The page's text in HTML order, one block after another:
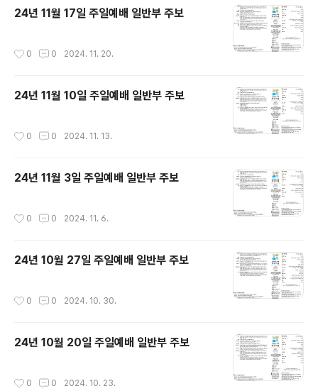
24년 11월 17일 주일예배 일반부 주보
0 0 2024. 11. 20.
24년 11월 10일 주일예배 일반부 주보
0 0 2024. 11. 13.
24년 11월 3일 주일예배 일반부 주보
0 0 2024. 11. 6.
24년 10월 27일 주일예배 일반부 주보
0 0 2024. 10. 30.
24년 10월 20일 주일예배 일반부 주보
0 0 2024. 10. 23.